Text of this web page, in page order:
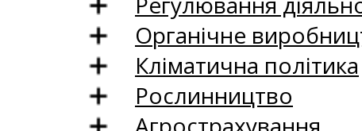
Органічне
Кліматична політика
Рослинництво